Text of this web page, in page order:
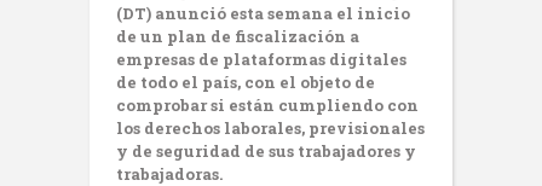
(DT) anunció esta semana el inicio
de un plan de fiscalización a
empresas de plataformas digitales
de todo el país, con el objeto de
comprobar si están cumpliendo con
los derechos laborales, previsionales
y de seguridad de sus trabajadores y
trabajadoras.